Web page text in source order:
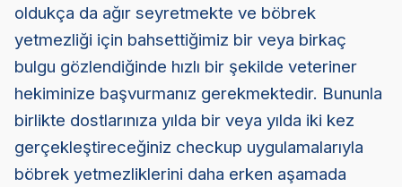
oldukça da ağır seyretmekte ve böbrek
yetmezliği için bahsettiğimiz bir veya birkaç
bulgu gözlendiğinde hızlı bir şekilde veteriner
hekiminize başvurmanız gerekmektedir. Bununla
birlikte dostlarınıza yılda bir veya yılda iki kez
gerçekleştireceğiniz checkup uygulamalarıyla
böbrek yetmezliklerini daha erken aşamada